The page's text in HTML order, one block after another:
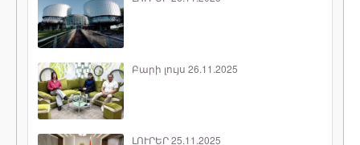
Բարի լույս 26.11.2025
ԼՈՒՐԵՐ 25.11.2025